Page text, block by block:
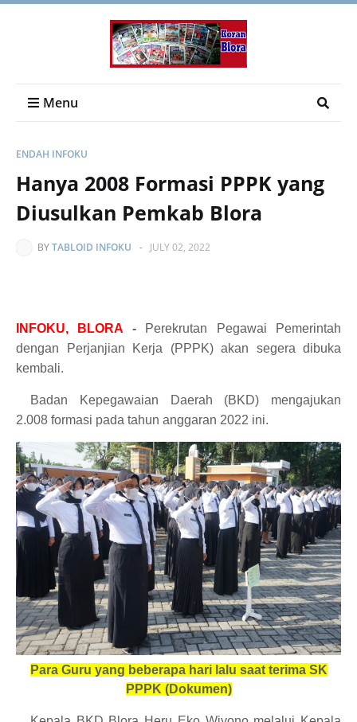
Menu
ENDAH INFOKU
Hanya 2008 Formasi PPPK yang
Diusulkan Pemkab Blora
BYTABLOID INFOKU - JULY 02, 2022
INFOKU, BLORA -
Perekrutan Pegawai Pemerintah
dengan Perjanjian Kerja (PPPK) akan segera dibuka
kembali.
Badan Kepegawaian Daerah (BKD) mengajukan
2.008 formasi pada tahun anggaran 2022 ini.
Para Guru yang beberapa hari lalu saat terima SK
PPPK (Dokumen)